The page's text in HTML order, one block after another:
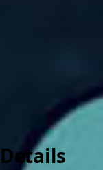
People9
People
Details